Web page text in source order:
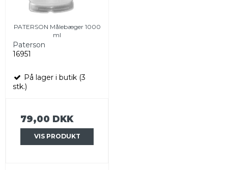
PATERSON Målebæger 1000
ml
Paterson
16951
På lager i butik (3
stk.)
79,00 DKK
VIS PRODUKT